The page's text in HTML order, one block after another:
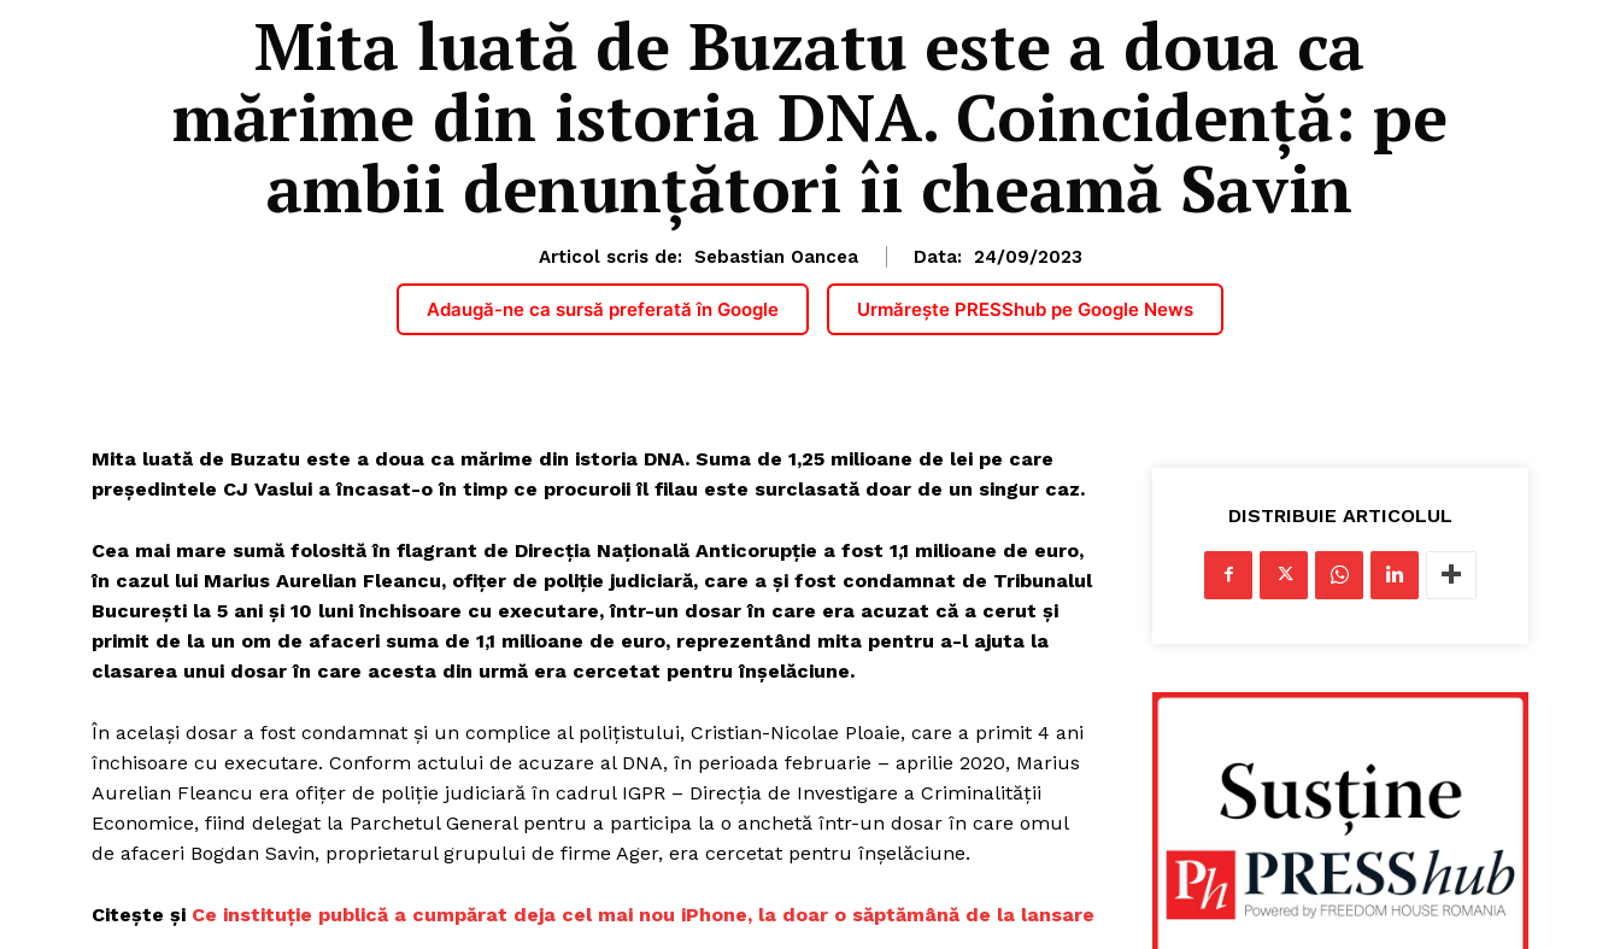
Mita luată de Buzatu este a doua ca
mărime din istoria DNA. Coincidență: pe
ambii denunțători îi cheamă Savin
Articol scris de: Sebastian Oancea Data: 24/09/2023
Adaugă-ne ca sursă preferată în Google Urmărește PRESShub pe Google News
Mita luată de Buzatu este a doua ca mărime din istoria DNA. Suma de 1,25 milioane de lei pe care
președintele CJ Vaslui a încasat-o în timp ce procuroii îl filau este surclasată doar de un singur caz.
Cea mai mare sumă folosită în flagrant de Direcția Națională Anticorupție a fost 1,1 milioane de euro,
în cazul lui Marius Aurelian Fleancu, ofiţer de poliţie judiciară, care a și fost condamnat de Tribunalul
Bucureşti la 5 ani şi 10 luni închisoare cu executare, într-un dosar în care era acuzat că a cerut şi
primit de la un om de afaceri suma de 1,1 milioane de euro, reprezentând mita pentru a-l ajuta la
clasarea unui dosar în care acesta din urmă era cercetat pentru înşelăciune.
În acelaşi dosar a fost condamnat şi un complice al poliţistului, Cristian-Nicolae Ploaie, care a primit 4 ani
închisoare cu executare. Conform actului de acuzare al DNA, în perioada februarie – aprilie 2020, Marius
Aurelian Fleancu era ofiţer de poliţie judiciară în cadrul IGPR – Direcţia de Investigare a Criminalităţii
Economice, fiind delegat la Parchetul General pentru a participa la o anchetă într-un dosar în care omul
de afaceri Bogdan Savin, proprietarul grupului de firme Ager, era cercetat pentru înşelăciune.
Citește și Ce instituție publică a cumpărat deja cel mai nou iPhone, la doar o săptămână de la lansare
DISTRIBUIE ARTICOLUL